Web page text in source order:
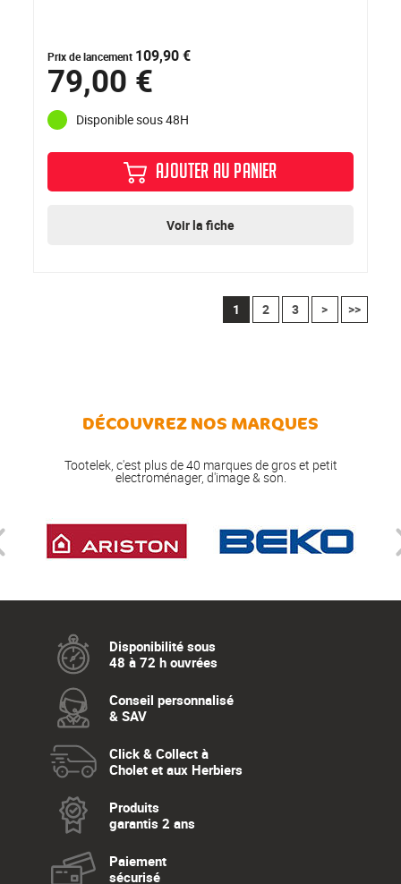
Prix de lancement 109,90 €
79,00 €
Disponible sous 48H
AJOUTER AU PANIER
Voir la fiche
1 2 3 > >>
DÉCOUVREZ NOS MARQUES
Tootelek, c'est plus de 40 marques de gros et petit
electroménager, d'image & son.
Disponibilité sous
48 à 72 h ouvrées
Conseil personnalisé
& SAV
Click & Collect à
Cholet et aux Herbiers
Produits
garantis 2 ans
Paiement
sécurisé